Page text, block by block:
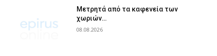
Μετρητά από τα καφενεία των
χωριών…
08.08.2026